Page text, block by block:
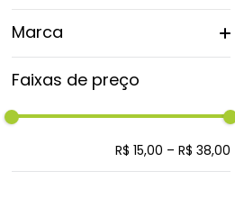
Marca
Faixas de preço
R$ 15,00 – R$ 38,00